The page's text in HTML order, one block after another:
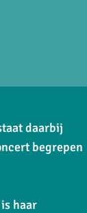
daarbij
begrepen
haar